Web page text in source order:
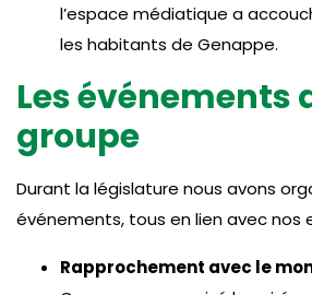
l’espace médiatique a
les habitants de Genappe.
Les événements
groupe
Durant la législature nous avons
événements, tous en lien avec nos
Rapprochement avec le